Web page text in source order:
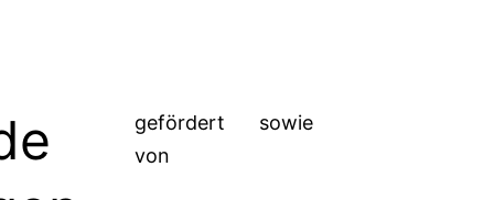
gefördert
von
sowie